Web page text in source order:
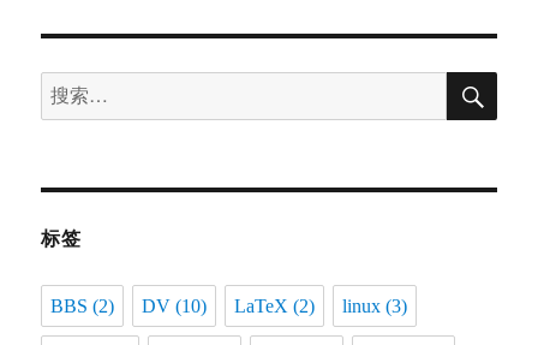
搜
索：
搜
标签
BBS (2) DV (10) LaTeX (2) linux (3)